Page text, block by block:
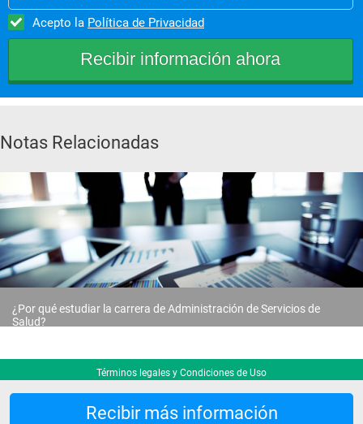
Recibir más información
Talento Humano en Salud
Administración de la Información en Procesos de Salud
Mercadeo en Salud
Administración Financiera
Administración en Salud Pública
Derecho en Salud
Auditoría en Salud
Economía de la Salud
Formulación y Evaluación de Proyectos
Acepto la Política de Privacidad
Notas Relacionadas
¿Por qué estudiar la carrera de Administración de Servicios de
Salud?
Términos legales y Condiciones de Uso